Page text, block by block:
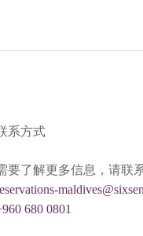
系方式
要了解更多信息，请联
680 0801